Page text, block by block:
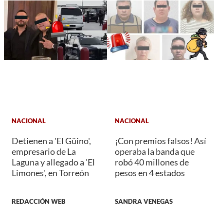
NACIONAL
Detienen a 'El Güino',
empresario de La
Laguna y allegado a 'El
Limones', en Torreón
REDACCIÓN WEB
NACIONAL
¡Con premios falsos! Así
operaba la banda que
robó 40 millones de
pesos en 4 estados
SANDRA VENEGAS